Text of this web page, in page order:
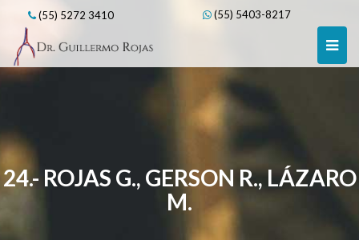
content
(55) 5272 3410 (55) 5403-8217
24.- ROJAS G., GERSON R., LÁZARO
M.